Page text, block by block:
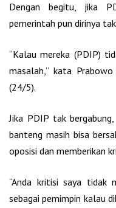
Dengan begitu, jika
pemerintah pun dirinya
“Kalau mereka (PDIP)
masalah,” kata
(24/5).
Jika PDIP tak
banteng masih bisa
oposisi dan memberikan
“Anda kritisi saya tidak
sebagai pemimpin kalau